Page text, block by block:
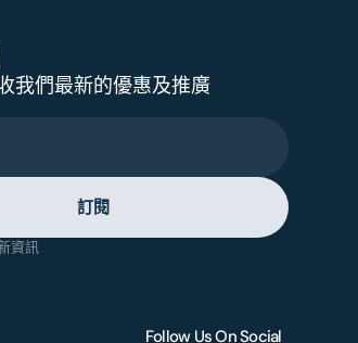
我們最新的優惠及推廣
訂閱
資訊
Follow Us On Social